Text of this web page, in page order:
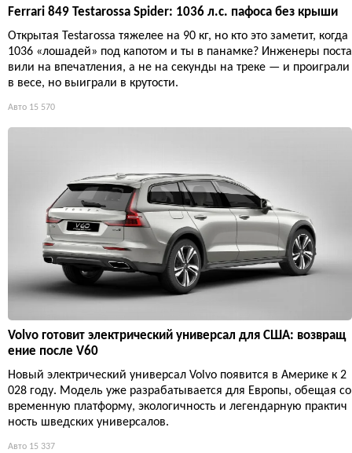
Ferrari 849 Testarossa Spider: 1036 л.с. пафоса без крыши
Открытая Testarossa тяжелее на 90 кг, но кто это заметит, когда
1036 «лошадей» под капотом и ты в панамке? Инженеры поста
вили на впечатления, а не на секунды на треке — и проиграли
в весе, но выиграли в крутости.
Авто 15 570
Volvo готовит электрический универсал для США: возвращ
ение после V60
Новый электрический универсал Volvo появится в Америке к 2
028 году. Модель уже разрабатывается для Европы, обещая со
временную платформу, экологичность и легендарную практич
ность шведских универсалов.
Авто 15 337